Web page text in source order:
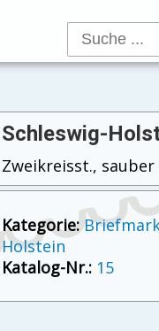
Schleswig-
Zweikreisst.,
Kategorie:
Holstein
Katalog-Nr.: 15